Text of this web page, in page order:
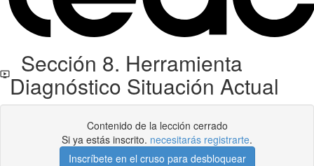
Sección 8. Herramienta
Diagnóstico Situación Actual
Contenido de la lección cerrado
Si ya estás inscrito. necesitarás registrarte.
Inscríbete en el cruso para desbloquear